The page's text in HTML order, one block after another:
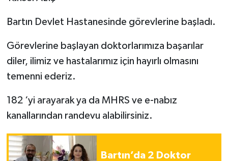
Bartın Devlet Hastanesinde görevlerine başladı.
Görevlerine başlayan doktorlarımıza başarılar
diler, ilimiz ve hastalarımız için hayırlı olmasını
temenni ederiz.
182 ‘yi arayarak ya da MHRS ve e-nabız
kanallarından randevu alabilirsiniz.
Bartın’da 2 Doktor